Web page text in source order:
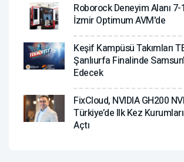
Roborock Deneyim Alanı
İzmir Optimum AVM'de
Keşif Kampüsü Takımları
Şanlıurfa Finalinde
Edecek
FixCloud, NVIDIA GH200
Türkiye’de Ilk Kez
Açtı